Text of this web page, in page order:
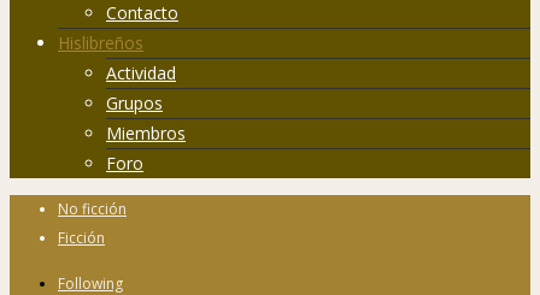
Contacto
Hislibreños
Actividad
Grupos
Miembros
Foro
No ficción
Ficción
Following